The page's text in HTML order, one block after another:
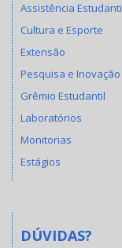
Assistência
Cultura e Esporte
Extensão
Pesquisa e Inovação
Grêmio Estudantil
Laboratórios
Monitorias
Estágios
DÚVIDAS?